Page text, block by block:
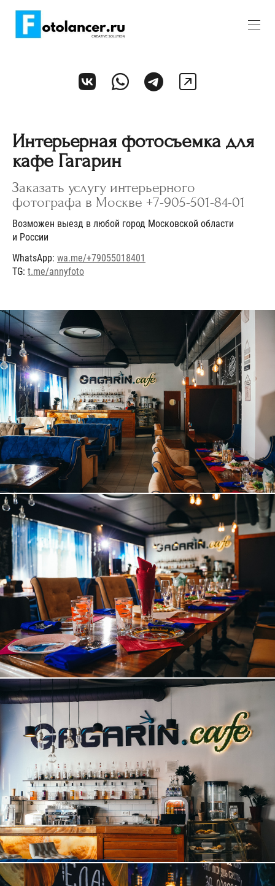
Интерьерная фотосъемка для
кафе Гагарин
Заказать услугу интерьерного
фотографа в Москве +7-905-501-84-01
Возможен выезд в любой город Московской области
и России
WhatsApp: wa.me/+79055018401
TG: t.me/annyfoto